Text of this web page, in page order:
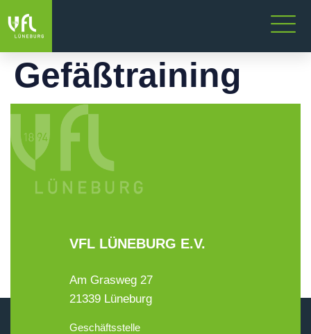
Gefäßtraining
VFL LÜNEBURG E.V.
Am Grasweg 27
21339 Lüneburg
Geschäftsstelle